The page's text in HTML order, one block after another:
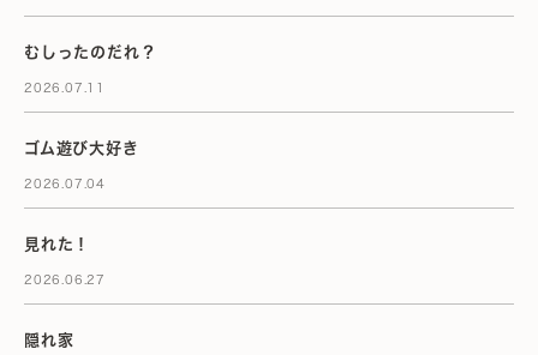
むしったのだれ？
2026.07.11
ゴム遊び大好き
2026.07.04
見れた！
2026.06.27
隠れ家